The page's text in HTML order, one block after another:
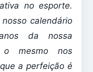
no esporte.
calendário
da nossa
o mesmo nos
a perfeição é